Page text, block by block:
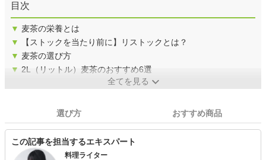
目次
▼ 麦茶の栄養とは
▼
【ストックを当たり前に】リストックとは？
▼ 麦茶の選び方
▼ 2L（リットル）麦茶のおすすめ6選
全てを見る
選び方 おすすめ商品
この記事を担当するエキスパート
料理ライター